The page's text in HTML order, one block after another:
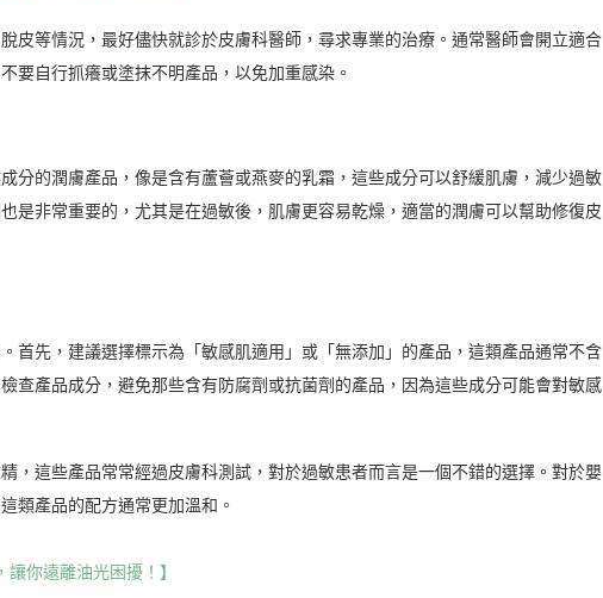
皮等情況，最好儘快就診於皮膚科醫師，尋求專業的治療。通常醫師會開立適合
要自行抓癢或塗抹不明產品，以免加重感染。
分的潤膚產品，像是含有蘆薈或燕麥的乳霜，這些成分可以舒緩肌膚，減少過敏
是非常重要的，尤其是在過敏後，肌膚更容易乾燥，適當的潤膚可以幫助修復皮
首先，建議選擇標示為「敏感肌適用」或「無添加」的產品，這類產品通常不含
查產品成分，避免那些含有防腐劑或抗菌劑的產品，因為這些成分可能會對敏感
，這些產品常常經過皮膚科測試，對於過敏患者而言是一個不錯的選擇。對於嬰
類產品的配方通常更加溫和。
讓你遠離油光困擾！】